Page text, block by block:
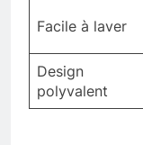
Facile à laver
Design
polyvalent